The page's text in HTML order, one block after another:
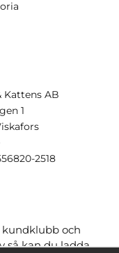
Kattens AB
1
2518
kundklubb och
så kan du ladda